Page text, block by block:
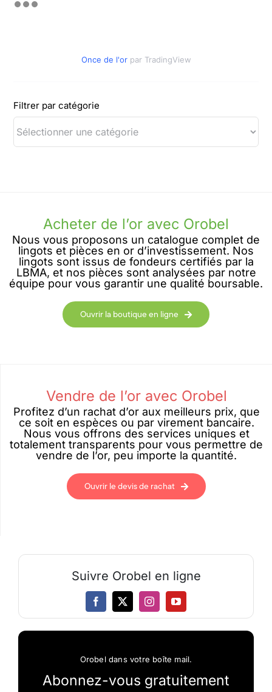
Once de l'or par TradingView
Filtrer par catégorie
Acheter de l’or avec Orobel
Nous vous proposons un catalogue complet de
lingots et pièces en or d’investissement. Nos
lingots sont issus de fondeurs certifiés par la
LBMA, et nos pièces sont analysées par notre
équipe pour vous garantir une qualité boursable.
Ouvrir la boutique en ligne
Vendre de l’or avec Orobel
Profitez d’un rachat d’or aux meilleurs prix, que
ce soit en espèces ou par virement bancaire.
Nous vous offrons des services uniques et
totalement transparents pour vous permettre de
vendre de l’or, peu importe la quantité.
Ouvrir le devis de rachat
Suivre Orobel en ligne
Orobel dans votre boîte mail.
Abonnez-vous gratuitement